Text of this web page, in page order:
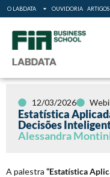
O LABDATA OUVIDORIA ARTIGOS
12/03/2026
Estatística
Decisões
Alessandra
A palestra “Estatística